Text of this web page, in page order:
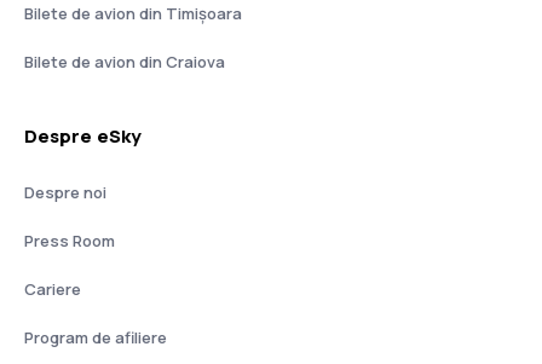
Bilete de avion din Timișoara
Bilete de avion din Craiova
Despre eSky
Despre noi
Press Room
Cariere
Program de afiliere